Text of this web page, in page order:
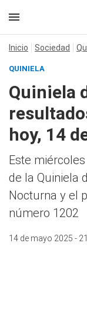
Inicio Sociedad
QUINIELA
Quiniela
hoy, 14
Este
de la Quiniela
Nocturna y el
número 1202
14 de mayo 2025 -